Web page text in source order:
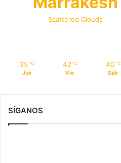
Scattered Clouds
35 ℃
Jue
42 ℃
Vie
40 ℃
Sáb
SÍGANOS